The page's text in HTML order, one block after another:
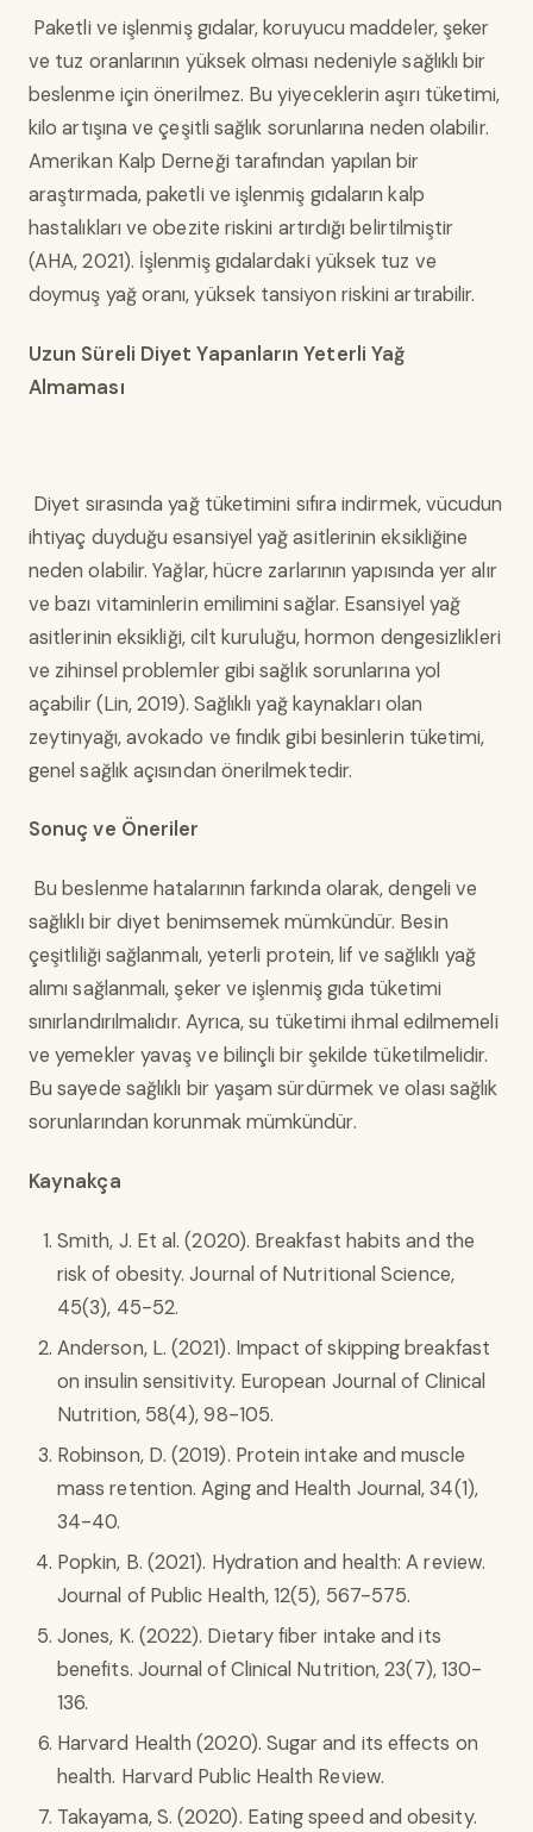
Paketli ve işlenmiş gıdalar, koruyucu maddeler, şeker
ve tuz oranlarının yüksek olması nedeniyle sağlıklı bir
beslenme için önerilmez. Bu yiyeceklerin aşırı tüketimi,
kilo artışına ve çeşitli sağlık sorunlarına neden olabilir.
Amerikan Kalp Derneği tarafından yapılan bir
araştırmada, paketli ve işlenmiş gıdaların kalp
hastalıkları ve obezite riskini artırdığı belirtilmiştir
(AHA, 2021). İşlenmiş gıdalardaki yüksek tuz ve
doymuş yağ oranı, yüksek tansiyon riskini artırabilir.
Uzun Süreli Diyet Yapanların Yeterli Yağ
Almaması
Diyet sırasında yağ tüketimini sıfıra indirmek, vücudun
ihtiyaç duyduğu esansiyel yağ asitlerinin eksikliğine
neden olabilir. Yağlar, hücre zarlarının yapısında yer alır
ve bazı vitaminlerin emilimini sağlar. Esansiyel yağ
asitlerinin eksikliği, cilt kuruluğu, hormon dengesizlikleri
ve zihinsel problemler gibi sağlık sorunlarına yol
açabilir (Lin, 2019). Sağlıklı yağ kaynakları olan
zeytinyağı, avokado ve fındık gibi besinlerin tüketimi,
genel sağlık açısından önerilmektedir.
Sonuç ve Öneriler
Bu beslenme hatalarının farkında olarak, dengeli ve
sağlıklı bir diyet benimsemek mümkündür. Besin
çeşitliliği sağlanmalı, yeterli protein, lif ve sağlıklı yağ
alımı sağlanmalı, şeker ve işlenmiş gıda tüketimi
sınırlandırılmalıdır. Ayrıca, su tüketimi ihmal edilmemeli
ve yemekler yavaş ve bilinçli bir şekilde tüketilmelidir.
Bu sayede sağlıklı bir yaşam sürdürmek ve olası sağlık
sorunlarından korunmak mümkündür.
Kaynakça
Smith, J. Et al. (2020). Breakfast habits and the
risk of obesity. Journal of Nutritional Science,
45(3), 45-52.
Anderson, L. (2021). Impact of skipping breakfast
on insulin sensitivity. European Journal of Clinical
Nutrition, 58(4), 98-105.
Robinson, D. (2019). Protein intake and muscle
mass retention. Aging and Health Journal, 34(1),
34-40.
Popkin, B. (2021). Hydration and health: A review.
Journal of Public Health, 12(5), 567-575.
Jones, K. (2022). Dietary fiber intake and its
benefits. Journal of Clinical Nutrition, 23(7), 130-
136.
Harvard Health (2020). Sugar and its effects on
health. Harvard Public Health Review.
Takayama, S. (2020). Eating speed and obesity.